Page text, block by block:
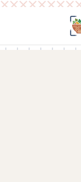
Salt la conținut